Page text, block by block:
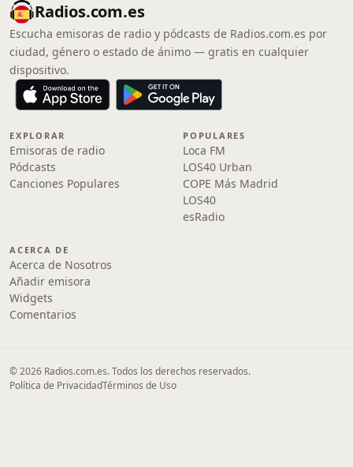
Radios.com.es
Escucha emisoras de radio y pódcasts de Radios.com.es por
ciudad, género o estado de ánimo — gratis en cualquier
dispositivo.
EXPLORAR
Emisoras de radio
Pódcasts
Canciones Populares
POPULARES
Loca FM
LOS40 Urban
COPE Más Madrid
LOS40
esRadio
ACERCA DE
Acerca de Nosotros
Añadir emisora
Widgets
Comentarios
© 2026 Radios.com.es. Todos los derechos reservados.
Política de PrivacidadTérminos de Uso